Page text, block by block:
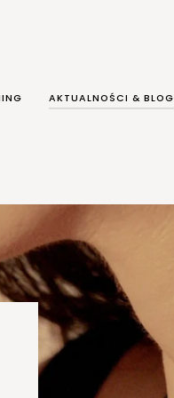
AKTUALNOŚCI & BLOG